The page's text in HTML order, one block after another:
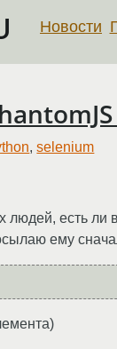
Новости
,selenium
людей, есть ли
ему